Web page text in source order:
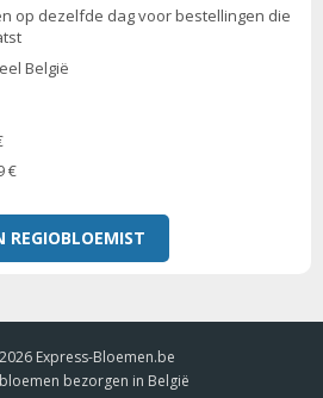
op dezelfde dag voor bestellingen die
België
€
REGIOBLOEMIST
Express-Bloemen.be
bezorgen in België